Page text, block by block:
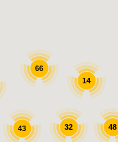
48
66
43
32
14